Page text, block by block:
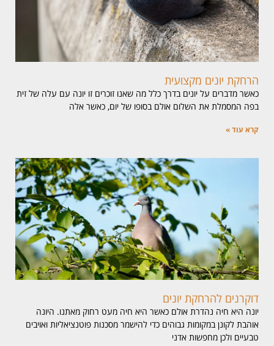
הרחקת יונים מקצועית
כאשר מדברים על יונים בדרך כלל מה שאנו זוכרים זו יונה עם עלה של זית
בפה המסמלת את השלום אולם בסופו של יום, כאשר אלה
קרא עוד »
דוקרנים להרחקת יונים
יונה היא חיה נהדרת אולם כאשר היא חיה מעט רחוק מאתנו. היונה
אוהבת לקונן במקומות גבוהים כדי להישמר מסכנות פוטנציאליות ואויבים
טבעיים ולכן מחפשות אדני